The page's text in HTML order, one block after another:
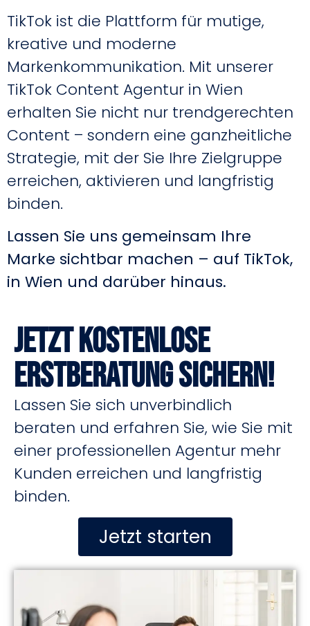
TikTok ist die Plattform für mutige,
kreative und moderne
Markenkommunikation. Mit unserer
TikTok Content Agentur in Wien
erhalten Sie nicht nur trendgerechten
Content – sondern eine ganzheitliche
Strategie, mit der Sie Ihre Zielgruppe
erreichen, aktivieren und langfristig
binden.
Lassen Sie uns gemeinsam Ihre
Marke sichtbar machen – auf TikTok,
in Wien und darüber hinaus.
Jetzt kostenlose
Erstberatung sichern!
Lassen Sie sich unverbindlich
beraten und erfahren Sie, wie Sie mit
einer professionellen Agentur mehr
Kunden erreichen und langfristig
binden.
Jetzt starten